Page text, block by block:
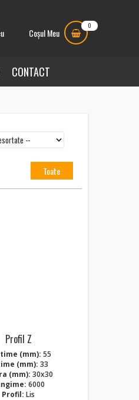
Coșul Meu
0
CONTACT
Toate
Profil Z
(mm): 55
(mm): 33
(mm): 30x30
6000
Profil: Lis